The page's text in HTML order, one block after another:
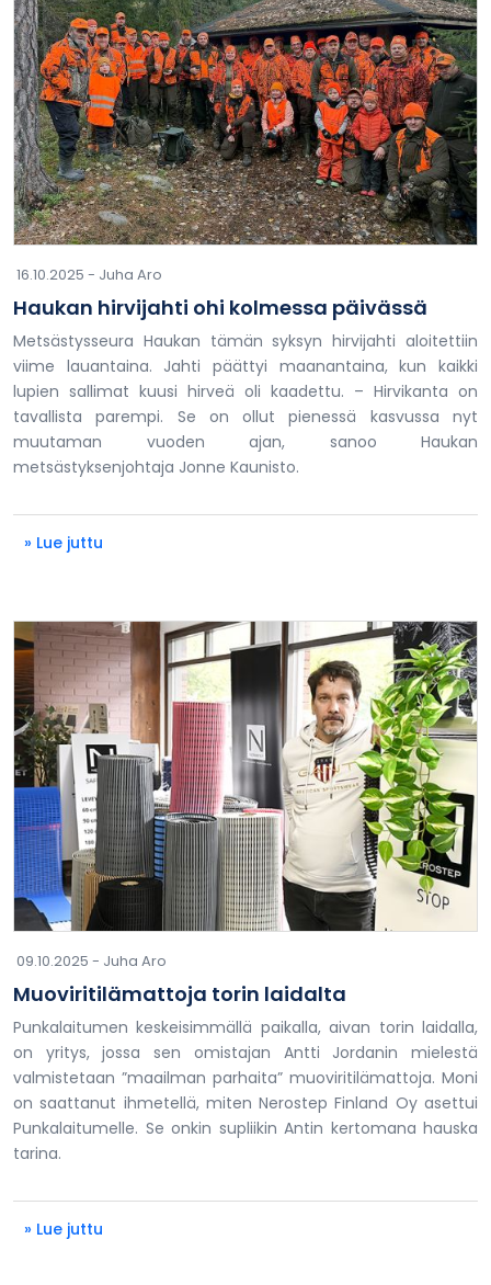
16.10.2025 - Juha Aro
Haukan hirvijahti ohi kolmessa päivässä
Metsästysseura Haukan tämän syksyn hirvijahti aloitettiin
viime lauantaina. Jahti päättyi maanantaina, kun kaikki
lupien sallimat kuusi hirveä oli kaadettu. – Hirvikanta on
tavallista parempi. Se on ollut pienessä kasvussa nyt
muutaman vuoden ajan, sanoo Haukan
metsästyksenjohtaja Jonne Kaunisto.
» Lue juttu
09.10.2025 - Juha Aro
Muoviritilämattoja torin laidalta
Punkalaitumen keskeisimmällä paikalla, aivan torin laidalla,
on yritys, jossa sen omistajan Antti Jordanin mielestä
valmistetaan ”maailman parhaita” muoviritilämattoja. Moni
on saattanut ihmetellä, miten Nerostep Finland Oy asettui
Punkalaitumelle. Se onkin supliikin Antin kertomana hauska
tarina.
» Lue juttu